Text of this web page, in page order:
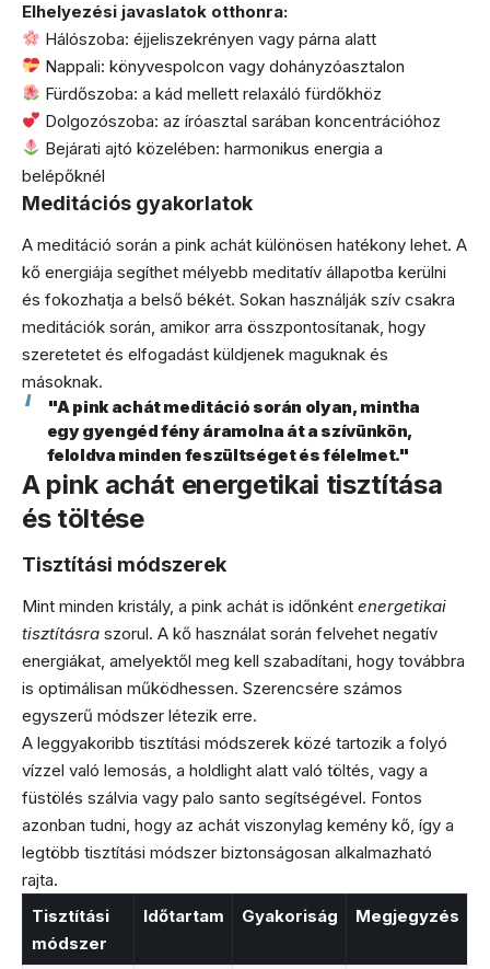
Elhelyezési javaslatok otthonra:
Hálószoba: éjjeliszekrényen vagy párna alatt
Nappali: könyvespolcon vagy dohányzóasztalon
Fürdőszoba: a kád mellett relaxáló fürdőkhöz
Dolgozószoba: az íróasztal sarában koncentrációhoz
Bejárati ajtó közelében: harmonikus energia a
belépőknél
Meditációs gyakorlatok
A meditáció során a pink achát különösen hatékony lehet. A
kő energiája segíthet mélyebb meditatív állapotba kerülni
és fokozhatja a belső békét. Sokan használják szív csakra
meditációk során, amikor arra összpontosítanak, hogy
szeretetet és elfogadást küldjenek maguknak és
másoknak.
"A pink achát meditáció során olyan, mintha
egy gyengéd fény áramolna át a szívünkön,
feloldva minden feszültséget és félelmet."
A pink achát energetikai tisztítása
és töltése
Tisztítási módszerek
Mint minden kristály, a pink achát is időnként energetikai
tisztításra szorul. A kő használat során felvehet negatív
energiákat, amelyektől meg kell szabadítani, hogy továbbra
is optimálisan működhessen. Szerencsére számos
egyszerű módszer létezik erre.
A leggyakoribb tisztítási módszerek közé tartozik a folyó
vízzel való lemosás, a holdlight alatt való töltés, vagy a
füstölés szálvia vagy palo santo segítségével. Fontos
azonban tudni, hogy az achát viszonylag kemény kő, így a
legtöbb tisztítási módszer biztonságosan alkalmazható
rajta.
Tisztítási
módszer
Időtartam Gyakoriság Megjegyzés